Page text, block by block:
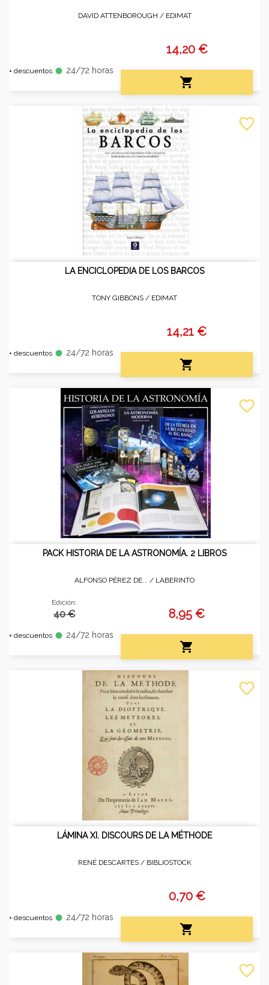
DAVID ATTENBOROUGH / EDIMAT
+ descuentos fiber_manual_record 24/72 horas
14,20 €

LA ENCICLOPEDIA DE LOS BARCOS
TONY GIBBONS / EDIMAT
+ descuentos fiber_manual_record 24/72 horas
14,21 €

favorite_border
PACK HISTORIA DE LA ASTRONOMÍA. 2 LIBROS
ALFONSO PÉREZ DE... / LABERINTO
Edición:
40 €
+ descuentos fiber_manual_record 24/72 horas
8,95 €

favorite_border
LÁMINA XI. DISCOURS DE LA MÉTHODE
RENÉ DESCARTES / BIBLIOSTOCK
+ descuentos fiber_manual_record 24/72 horas
0,70 €

favorite_border
favorite_border